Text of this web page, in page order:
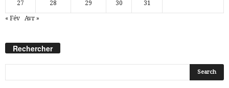
27 28 29 30 31
« Fév Avr »
Rechercher